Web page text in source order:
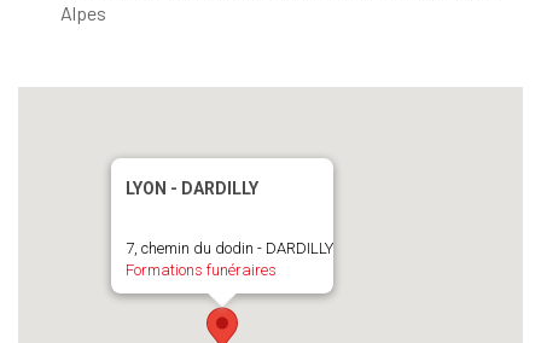
Alpes
LYON - DARDILLY
7, chemin du dodin - DARDILLY
Formations funéraires